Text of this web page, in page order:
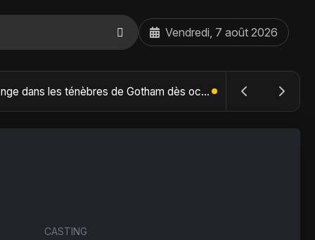
Vendredi, 7 août 2026
The Batman : Part II – Robert Pattinson replonge dans les ténèbres de Gotham dès octobre 2027
CASTING